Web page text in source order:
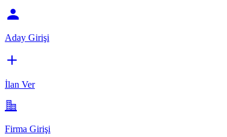
Aday Girişi
İlan Ver
Firma Girişi